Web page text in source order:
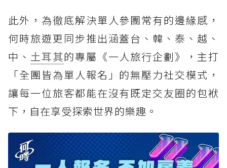
此外，為徹底解決單人參團常有的邊緣感，
何時旅遊更同步推出涵蓋台、韓、泰、越、
中、 土耳其的專屬《一人旅行企劃》，主打
「全團皆為單人報名」的無壓力社交模式，
讓每一位旅客都能在沒有既定交友圈的包袱
下，自在享受探索世界的樂趣。